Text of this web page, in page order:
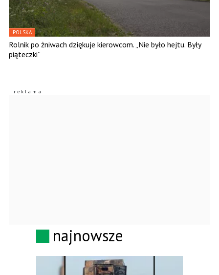
POLSKA
Rolnik po żniwach dziękuje kierowcom. „Nie było hejtu. Były
piąteczki”
najnowsze